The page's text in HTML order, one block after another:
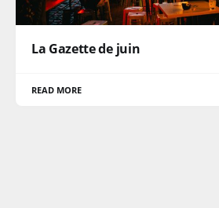
La Gazette de juin
READ MORE